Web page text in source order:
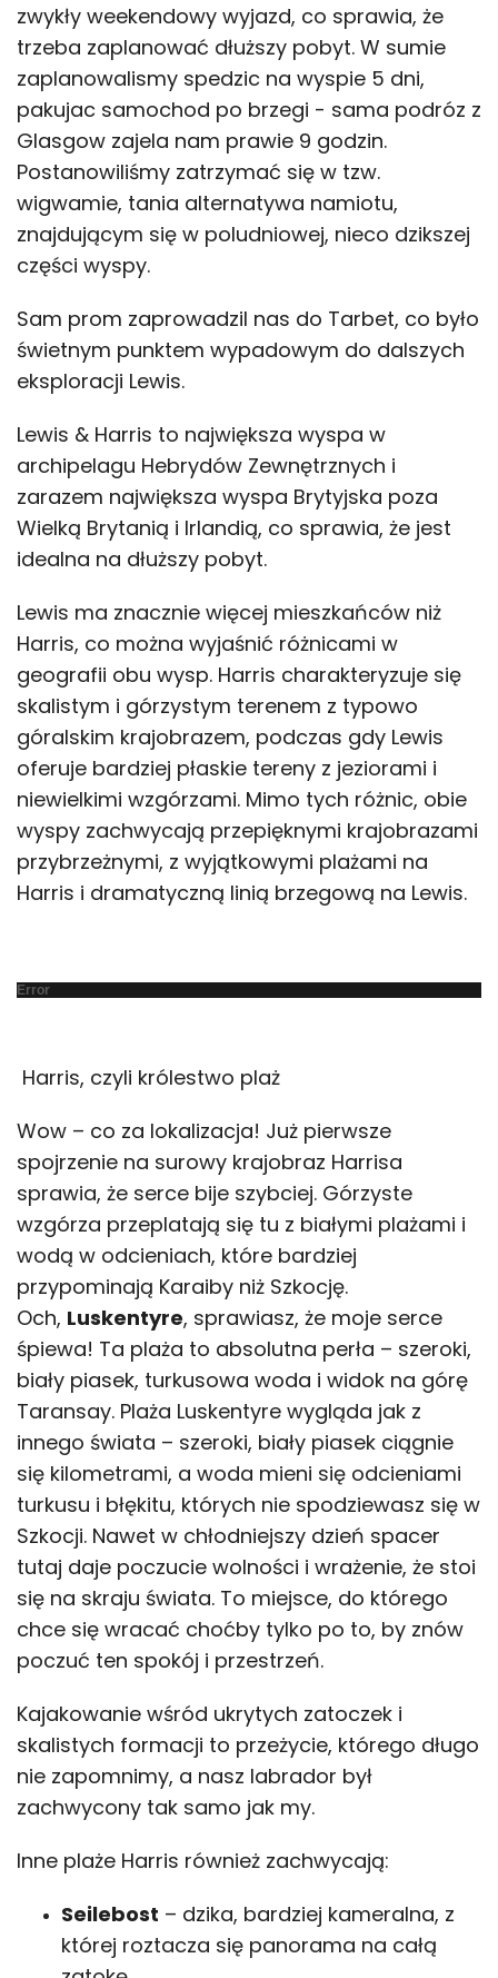
zwykły weekendowy wyjazd, co sprawia, że
trzeba zaplanować dłuższy pobyt. W sumie
zaplanowalismy spedzic na wyspie 5 dni,
pakujac samochod po brzegi - sama podróz z
Glasgow zajela nam prawie 9 godzin.
Postanowiliśmy zatrzymać się w tzw.
wigwamie, tania alternatywa namiotu,
znajdującym się w poludniowej, nieco dzikszej
części wyspy.
Sam prom zaprowadzil nas do Tarbet, co było
świetnym punktem wypadowym do dalszych
eksploracji Lewis.
Lewis & Harris to największa wyspa w
archipelagu Hebrydów Zewnętrznych i
zarazem największa wyspa Brytyjska poza
Wielką Brytanią i Irlandią, co sprawia, że jest
idealna na dłuższy pobyt.
Lewis ma znacznie więcej mieszkańców niż
Harris, co można wyjaśnić różnicami w
geografii obu wysp. Harris charakteryzuje się
skalistym i górzystym terenem z typowo
góralskim krajobrazem, podczas gdy Lewis
oferuje bardziej płaskie tereny z jeziorami i
niewielkimi wzgórzami. Mimo tych różnic, obie
wyspy zachwycają przepięknymi krajobrazami
przybrzeżnymi, z wyjątkowymi plażami na
Harris i dramatyczną linią brzegową na Lewis.
Error
Harris, czyli królestwo plaż
Wow – co za lokalizacja! Już pierwsze
spojrzenie na surowy krajobraz Harrisa
sprawia, że serce bije szybciej. Górzyste
wzgórza przeplatają się tu z białymi plażami i
wodą w odcieniach, które bardziej
przypominają Karaiby niż Szkocję.
Och, Luskentyre, sprawiasz, że moje serce
śpiewa! Ta plaża to absolutna perła – szeroki,
biały piasek, turkusowa woda i widok na górę
Taransay. Plaża Luskentyre wygląda jak z
innego świata – szeroki, biały piasek ciągnie
się kilometrami, a woda mieni się odcieniami
turkusu i błękitu, których nie spodziewasz się w
Szkocji. Nawet w chłodniejszy dzień spacer
tutaj daje poczucie wolności i wrażenie, że stoi
się na skraju świata. To miejsce, do którego
chce się wracać choćby tylko po to, by znów
poczuć ten spokój i przestrzeń.
Kajakowanie wśród ukrytych zatoczek i
skalistych formacji to przeżycie, którego długo
nie zapomnimy, a nasz labrador był
zachwycony tak samo jak my.
Inne plaże Harris również zachwycają:
Seilebost – dzika, bardziej kameralna, z
której roztacza się panorama na całą